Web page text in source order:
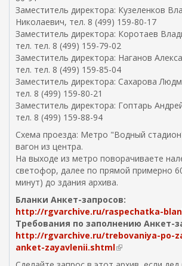
а
к
e
a
l
о
т
п
р
а
в
к
и
e
m
a
i
l
)
Заместитель директора: Кузеленков
Николаевич, тел. 8 (499) 159-80-17
Заместитель директора: Коротаев
тел. тел. 8 (499) 159-79-02
Заместитель директора: Наганов
тел. тел. 8 (499) 159-85-04
Заместитель директора: Сахарова
тел. 8 (499) 159-80-21
Заместитель директора: Гоптарь
тел. 8 (499) 159-88-94
Схема проезда: Метро "Водный
вагон из центра.
На выходе из метро поворачиваете
светофор, далее по прямой примерно
минут) до здания архива.
Бланки Анкет-запросов:
http://rgvarchive.ru/raspechatka-
Требования по заполнению Анкет-
http://rgvarchive.ru/trebovaniya-po-
anket-zayavlenii.shtml(